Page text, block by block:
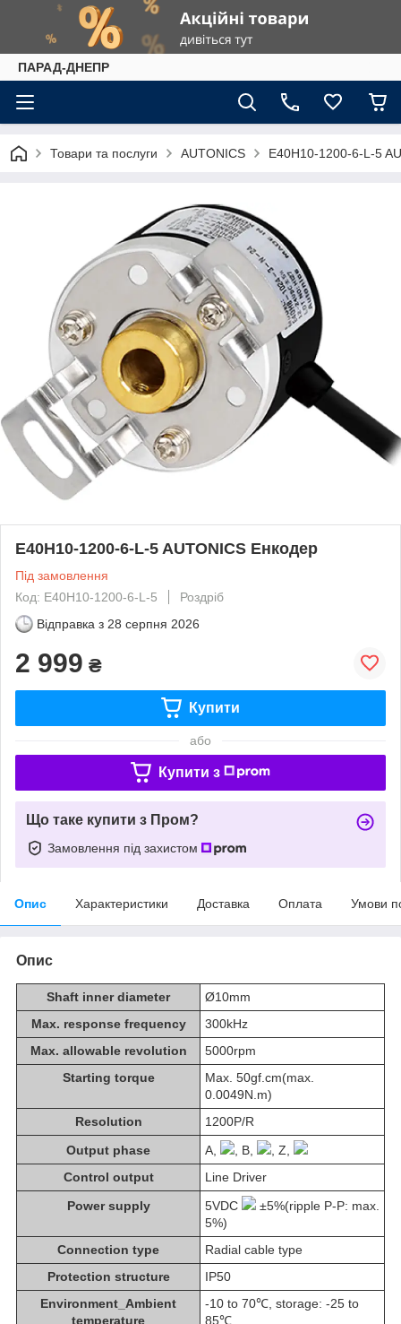
ПАРАД-ДНЕПР
Товари та послуги AUTONICS E40H10-1200-6-L-5
E40H10-1200-6-L-5 AUTONICS Енкодер
Під замовлення
Код: E40H10-1200-6-L-5
Роздріб
Відправка з 28 серпня 2026
2 999 ₴
Купити
або
Купити з
Що таке купити з Пром?
Замовлення під захистом
Опис Характеристики Доставка Оплата Умови
Опис
Shaft inner diameter
Ø10mm
Max. response frequency
300kHz
Max. allowable revolution
5000rpm
Starting torque
Max. 50gf.cm(max.
0.0049N.m)
Resolution
1200P/R
Output phase
A, , B,
, Z,
Control output
Line Driver
Power supply
5VDC
±5%(ripple P-P: max.
5%)
Connection type
Radial cable type
Protection structure
IP50
Environment_Ambient
temperature
-10 to 70℃, storage: -25 to
85℃